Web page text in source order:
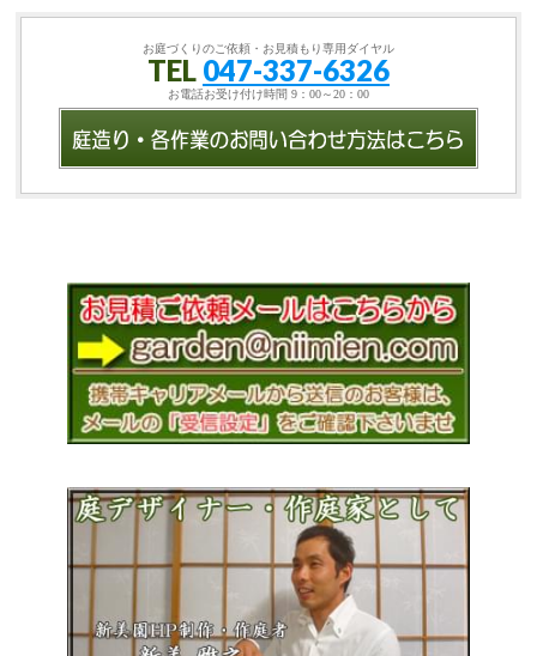
お庭づくりのご依頼・お見積もり専用ダイヤル
TEL 047-337-6326
お電話お受け付け時間 9：00～20：00